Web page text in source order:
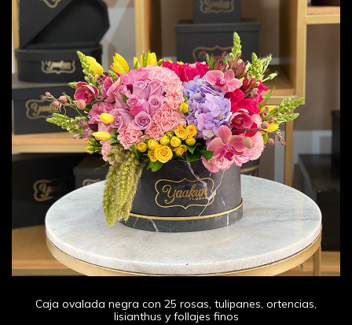
Caja ovalada negra con 25 rosas, tulipanes, ortencias,
lisianthus y follajes finos